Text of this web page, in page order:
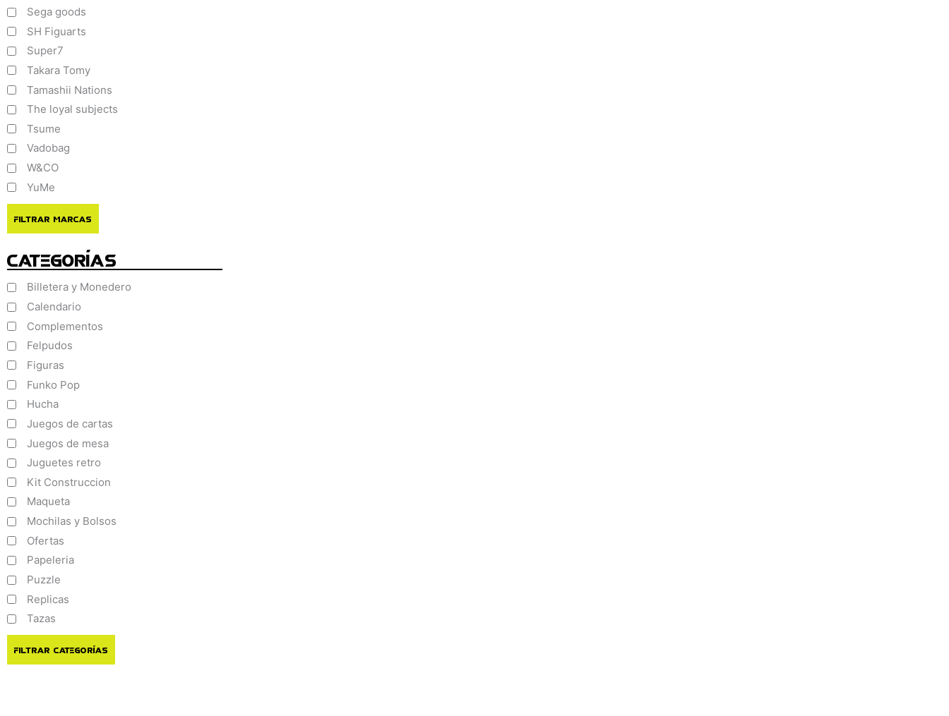
Sega goods
SH Figuarts
Super7
Takara Tomy
Tamashii Nations
The loyal subjects
Tsume
Vadobag
W&CO
YuMe
Filtrar Marcas
Categorías
Billetera y Monedero
Calendario
Complementos
Felpudos
Figuras
Funko Pop
Hucha
Juegos de cartas
Juegos de mesa
Juguetes retro
Kit Construccion
Maqueta
Mochilas y Bolsos
Ofertas
Papeleria
Puzzle
Replicas
Tazas
Filtrar Categorías